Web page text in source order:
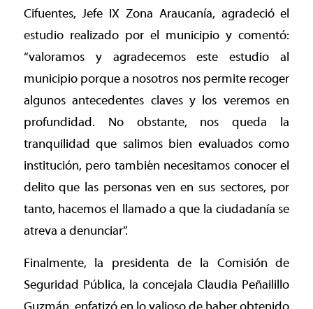
Cifuentes, Jefe IX Zona Araucanía, agradeció el
estudio realizado por el municipio y comentó:
“valoramos y agradecemos este estudio al
municipio porque a nosotros nos permite recoger
algunos antecedentes claves y los veremos en
profundidad. No obstante, nos queda la
tranquilidad que salimos bien evaluados como
institución, pero también necesitamos conocer el
delito que las personas ven en sus sectores, por
tanto, hacemos el llamado a que la ciudadanía se
atreva a denunciar”.
Finalmente, la presidenta de la Comisión de
Seguridad Pública, la concejala Claudia Peñailillo